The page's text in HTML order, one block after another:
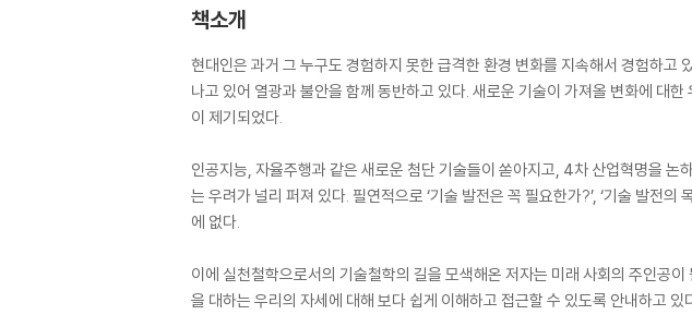
책소개
현대인은 과거 그 누구도 경험하지 못한 급격한 환경 변화를 지속해서 경험하고
나고 있어 열광과 불안을 함께 동반하고 있다. 새로운 기술이 가져올 변화에 대
이 제기되었다.
인공지능, 자율주행과 같은 새로운 첨단 기술들이 쏟아지고, 4차 산업혁명을
는 우려가 널리 퍼져 있다. 필연적으로 ‘기술 발전은 꼭 필요한가?’, ‘기술 발전
에 없다.
이에 실천철학으로서의 기술철학의 길을 모색해온 저자는 미래 사회의 주인공
을 대하는 우리의 자세에 대해 보다 쉽게 이해하고 접근할 수 있도록 안내하고 있